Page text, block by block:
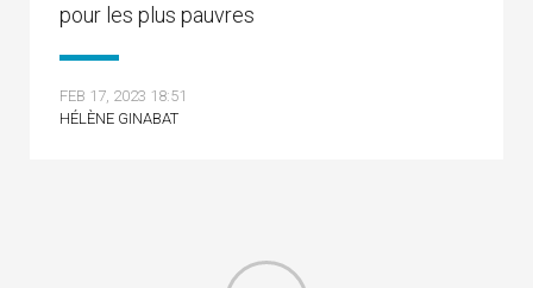
pour les plus pauvres
FEB 17, 2023 18:51
HÉLÈNE GINABAT